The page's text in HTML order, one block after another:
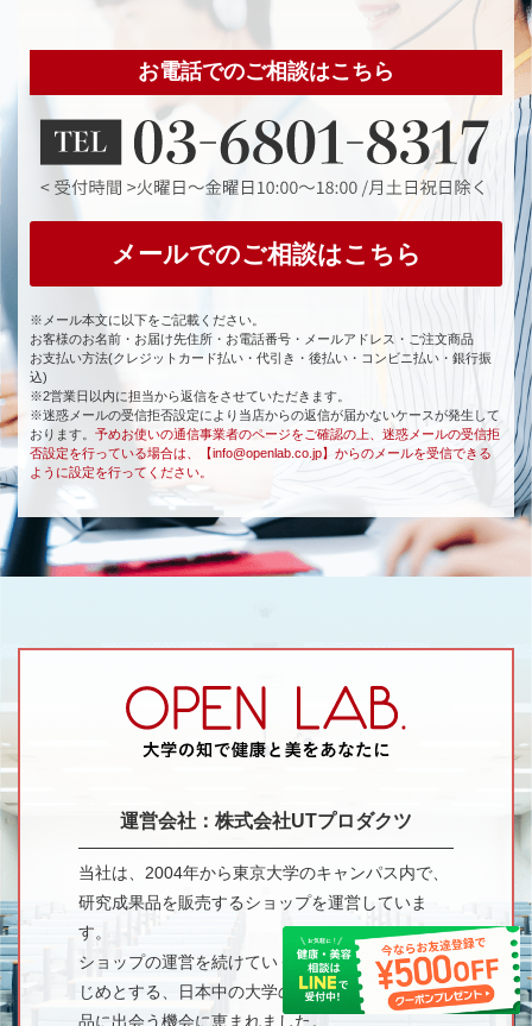
お電話でのご相談はこちら
メールでのご相談はこちら
※メール本文に以下をご記載ください。
お客様のお名前・お届け先住所・お電話番号・メールアドレス・ご注文商品
お支払い方法(クレジットカード払い・代引き・後払い・コンビニ払い・銀行振
込)
※2営業日以内に担当から返信をさせていただきます。
※迷惑メールの受信拒否設定により当店からの返信が届かないケースが発生して
おります。 予めお使いの通信事業者のページをご確認の上、迷惑メールの受信拒
否設定を行っている場合は、【info@openlab.co.jp】からのメールを受信できる
ように設定を行ってください。
運営会社：株式会社UTプロダクツ
当社は、2004年から東京大学のキャンパス内で、
研究成果品を販売するショップを運営していま
す。
ショップの運営を続けていく中で、東京大学をは
じめとする、日本中の大学の素晴らしい研究成果
品に出会う機会に恵まれました。